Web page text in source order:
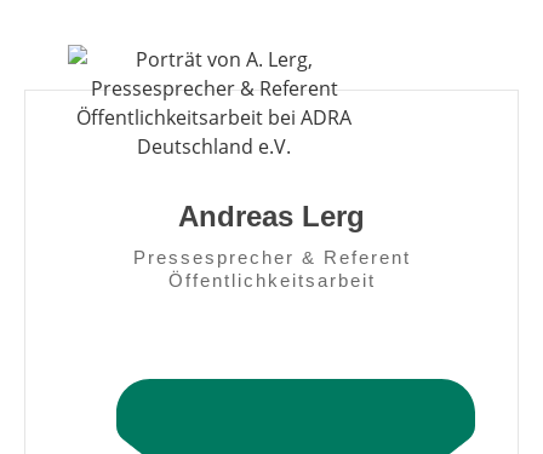
Andreas Lerg
Pressesprecher & Referent
Öffentlichkeitsarbeit